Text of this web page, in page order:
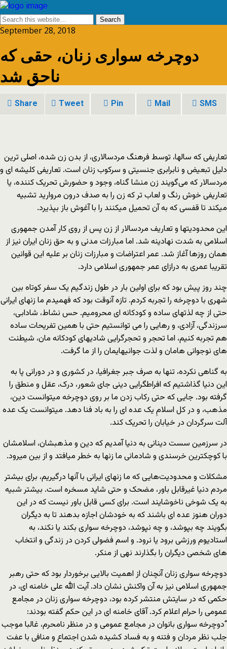
September 28, 2018
دوچرخه سواری زنان، حقی که
ناحق شد
Share Tweet Pin Mail SMS
تعاریفی که سالها، توسط فرهنگ مردسالاری، از بدن زن شده، اصلی ترین
دلیل تبعیض و نابرابری جنسیتی و سرکوب زنان است. تعاریفی کلیشه ای و
مردسالار که می‌گویند زن منشا گناه، وجود و حضورش تحریک کننده، یا
تعاریفی خوش رنگ و لعاب تر که زن را به صدف درون مروارید تشبیه
می‏‎کند تا قفسی که به آن تحمیل می‎کنند را با آغوش باز بپذیرد.
این محدودیتها و تعاریف مردسالار از زن پس از روی کار آمدن جمهوری
اسلامی به شدت نهادینه شد. اما مبارزات مدنی و به حق زنان ایران نیز از
همان روزها آغاز شد. عمر اعتراضات و مبارزات زنان بر علیه این قوانین
تقریبا عمری به درازای عمر جمهوری اسلامی دارد.
چند روز پیش بود که برای اولین بار در طول زندگیم یک سفر کوتاه بین
شهری با دوچرخه را تجربه کردم. تازه آنوقت بود که فهمیدم ما زنهای ایرانی
حتی از چه لذتهای ساده و کودکانه ای محرومیم. حس نشاط، شادابی،
سرزندگی، آزادی، و رهایی را می توانستیم حتی با همین تفریحات ساده
هم تجربه کنیم، اما تحجر و تحجرگرایی شادیهای کودکانه مان، شیطنت
های نوجوانی هامان و لذت جوانیهایمان را از ما گرفت.
به گناهی نکرده، تنها به صرف جبر جغرافیا، در کشوری و در دورانی پا به
این دنیا گذاشتیم که افراطگرایی دینی جای شعور، درک، عقل و منطق را
گرفته بود. جایی که حتی رکاب زدن ما بر روی دوچرخه میتوانست دین،
مذهب، و در کل اسلامِ یک عده ای را به باد فنا دهد. میتوانست یک عده
آلت سرگردان در خیابان را تحریک کند.
در سرزمین سست دینانی به دنیا آمدیم که دین و مذهبشان، اسلامشان
با کوچکترین خرسندی و شادمانی ما زنها به خطر میافتد و از بین میرود.
مشکلات و محدودیت‌هایی که ما زنهای ایرانی با آنها درگیریم، برای بیشتر
مردم دنیا غیرقابل باور، مضحک و حتی شاید مسخره است. بیشتر شبیه
به یک شوخی ناخوشایند است. برای کسی قابل باور نیست که در این
دوران هنوز عده ای باشند که به خودشان اجازه بدهند تا به دیگران
بگویند چه بپوشد، و چه نپوشد، دوچرخه سواری بکند یا نکند، به
استادیوم ورزشی برود یا نرود. و اسم فضولی کردن در زندگی و انتخاب
های شخصی دیگران را بگذارند نهی از منکر.
دوچرخه سواری زنان آنچنان از اهمیت بالایی برخوردار بود که حتی رهبر
جمهوری اسلامی نیز به آن واکنش نشان داد. آیت الله علی خامنه ای، در
حکمی که در سایتش منتشر کرده بود، دوچرخه سواری زنان در مجامع
عمومی را حرام اعلام کرد. آقای خامنه ای در این حکم گفته بودند:
“دوچرخه سواری بانوان در مجامع عمومی و در منظر نامحرم، غالبا موجب
جلب نظر مردان و فتنه و به فساد کشیده شدن اجتماع و منافی با عفت